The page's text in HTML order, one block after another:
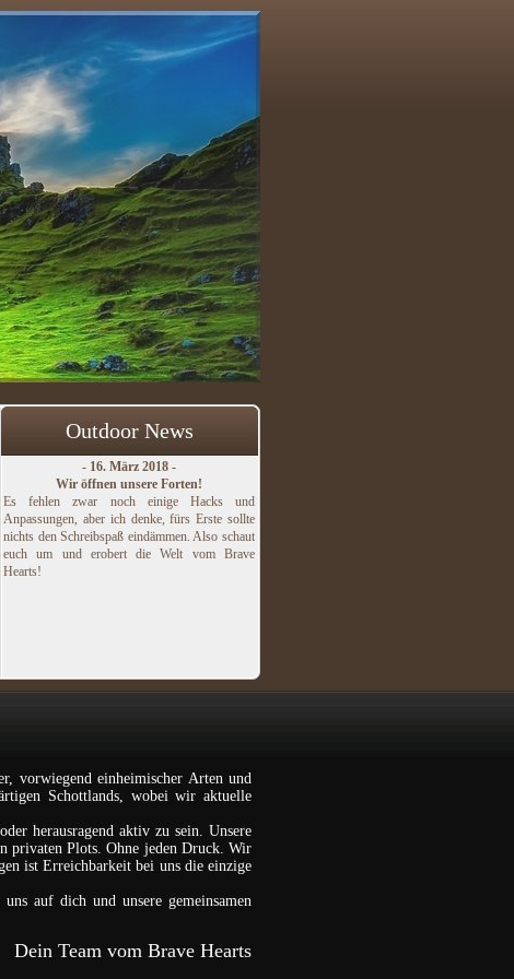
Outdoor News
- 16. März 2018 -
Wir öffnen unsere Forten!
Es fehlen zwar noch einige Hacks und
Anpassungen, aber ich denke, fürs Erste sollte
nichts den Schreibspaß eindämmen. Also schaut
euch um und erobert die Welt vom Brave
Hearts!
vorwiegend einheimischer Arten und
Schottlands, wobei wir aktuelle
herausragend aktiv zu sein. Unsere
privaten Plots. Ohne jeden Druck. Wir
ist Erreichbarkeit bei uns die einzige
auf dich und unsere gemeinsamen
Dein Team vom Brave Hearts